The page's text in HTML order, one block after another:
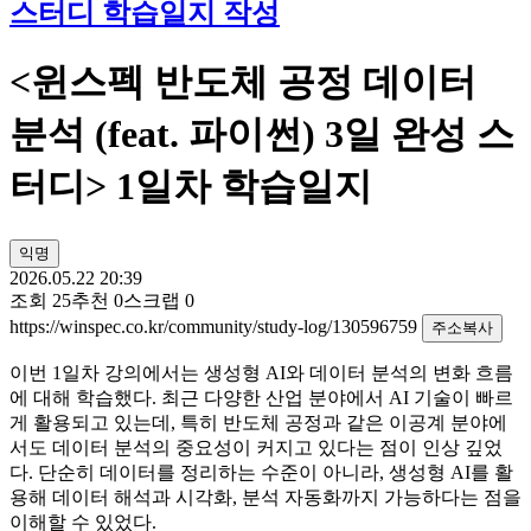
스터디 학습일지 작성
<윈스펙 반도체 공정 데이터
분석 (feat. 파이썬) 3일 완성 스
터디> 1일차 학습일지
익명
2026.05.22 20:39
조회 25추천 0스크랩 0
https://winspec.co.kr/community/study-log/130596759
주소복사
이번 1일차 강의에서는 생성형 AI와 데이터 분석의 변화 흐름
에 대해 학습했다. 최근 다양한 산업 분야에서 AI 기술이 빠르
게 활용되고 있는데, 특히 반도체 공정과 같은 이공계 분야에
서도 데이터 분석의 중요성이 커지고 있다는 점이 인상 깊었
다. 단순히 데이터를 정리하는 수준이 아니라, 생성형 AI를 활
용해 데이터 해석과 시각화, 분석 자동화까지 가능하다는 점을
이해할 수 있었다.